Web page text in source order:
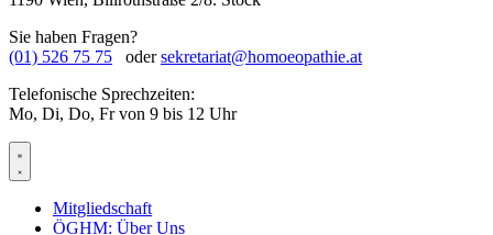
Sie haben Fragen?
(01) 526 75 75 odersekretariat@homoeopathie.at
Telefonische Sprechzeiten:
Mo, Di, Do, Fr von 9 bis 12 Uhr
Mitgliedschaft
ÖGHM: Über Uns